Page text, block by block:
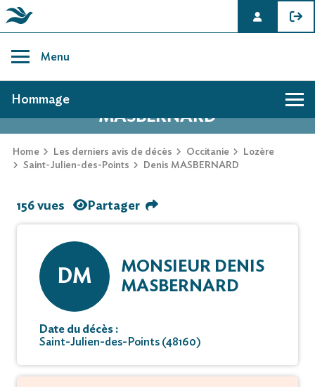
content
Menu
AVIS DE DÉCÈS DE DENIS
MASBERNARD
Home Les derniers avis de décès Occitanie
Lozère
Saint-Julien-des-Points
Denis MASBERNARD
Hommage
156 vues Partager
DM
MONSIEUR DENIS
MASBERNARD
Date du décès :
Saint-Julien-des-Points (48160)